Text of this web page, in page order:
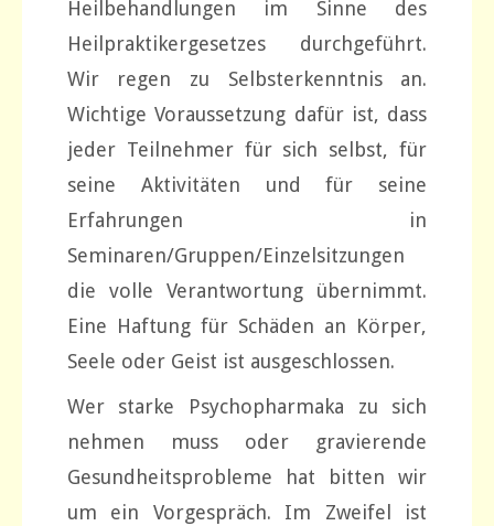
Heilbehandlungen im Sinne des
Heilpraktikergesetzes durchgeführt.
Wir regen zu Selbsterkenntnis an.
Wichtige Voraussetzung dafür ist, dass
jeder Teilnehmer für sich selbst, für
seine Aktivitäten und für seine
Erfahrungen in
Seminaren/Gruppen/Einzelsitzungen
die volle Verantwortung übernimmt.
Eine Haftung für Schäden an Körper,
Seele oder Geist ist ausgeschlossen.
Wer starke Psychopharmaka zu sich
nehmen muss oder gravierende
Gesundheitsprobleme hat bitten wir
um ein Vorgespräch. Im Zweifel ist